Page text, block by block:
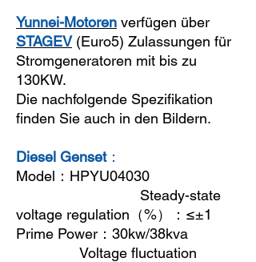
Yunnei-Motoren verfügen über
STAGEV(Euro5) Zulassungen für
Stromgeneratoren mit bis zu
130KW.
Die nachfolgende Spezifikation
finden Sie auch in den Bildern.
Diesel Genset：
Model ： HPYU04030
Steady-state
voltage regulation （%）： ≤±1
Prime Power ： 30kw/38kva
Voltage fluctuation